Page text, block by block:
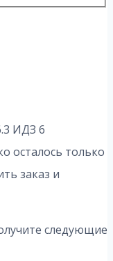
ИДЗ 6
осталось только
заказ и
следующие